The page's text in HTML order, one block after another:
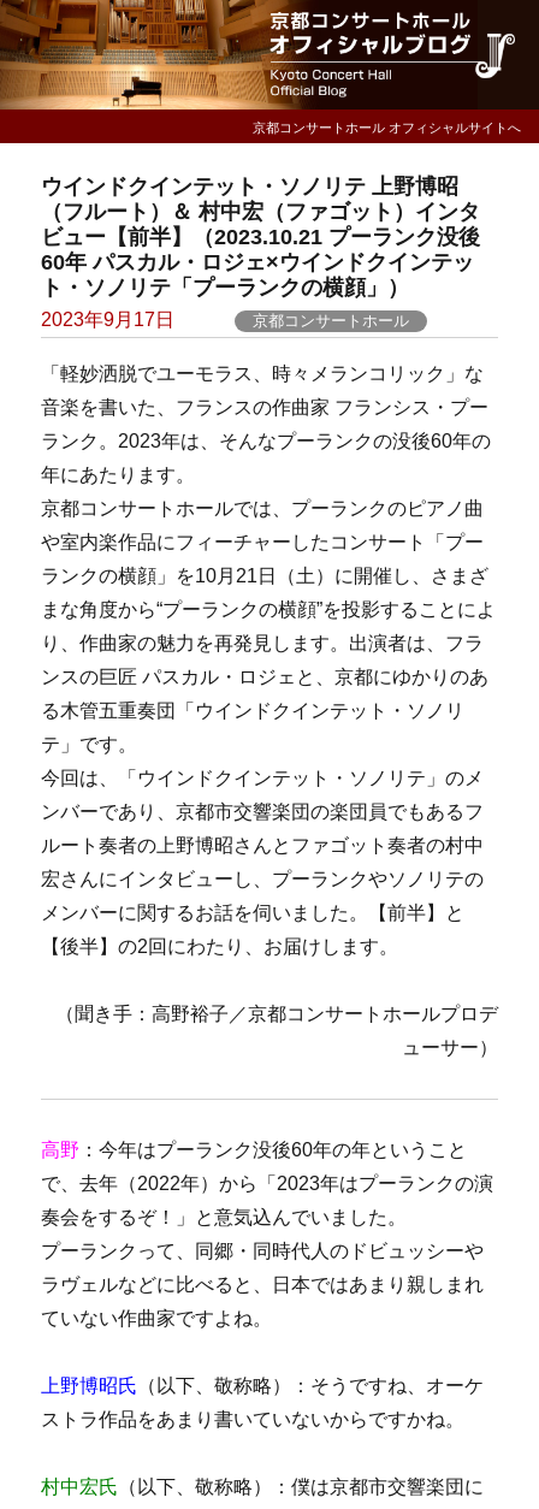
京都コンサートホール オフィシャルサイトへ
ウインドクインテット・ソノリテ 上野博昭
（フルート）＆ 村中宏（ファゴット）インタ
ビュー【前半】（2023.10.21 プーランク没後
60年 パスカル・ロジェ×ウインドクインテッ
ト・ソノリテ「プーランクの横顔」）
Posted
2023年9月17日 京都コンサートホール
「軽妙洒脱でユーモラス、時々メランコリック」な
音楽を書いた、フランスの作曲家 フランシス・プー
ランク。2023年は、そんなプーランクの没後60年の
年にあたります。
京都コンサートホールでは、プーランクのピアノ曲
や室内楽作品にフィーチャーしたコンサート「プー
ランクの横顔」を10月21日（土）に開催し、さまざ
まな角度から“プーランクの横顔”を投影することによ
り、作曲家の魅力を再発見します。出演者は、フラ
ンスの巨匠 パスカル・ロジェと、京都にゆかりのあ
る木管五重奏団「ウインドクインテット・ソノリ
テ」です。
今回は、「ウインドクインテット・ソノリテ」のメ
ンバーであり、京都市交響楽団の楽団員でもあるフ
ルート奏者の上野博昭さんとファゴット奏者の村中
宏さんにインタビューし、プーランクやソノリテの
メンバーに関するお話を伺いました。【前半】と
【後半】の2回にわたり、お届けします。
（聞き手：高野裕子／京都コンサートホールプロデ
ューサー）
高野 ：今年はプーランク没後60年の年ということ
で、去年（2022年）から「2023年はプーランクの演
奏会をするぞ！」と意気込んでいました。
プーランクって、同郷・同時代人のドビュッシーや
ラヴェルなどに比べると、日本ではあまり親しまれ
ていない作曲家ですよね。
上野博昭氏 （以下、敬称略）：そうですね、オーケ
ストラ作品をあまり書いていないからですかね。
村中宏氏 （以下、敬称略）：僕は京都市交響楽団に